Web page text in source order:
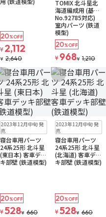
20%OFF
¥ 2,112
¥ 2,640
TOMIX 北斗星北
海道編成用 (基本
No.92785対応)
室内パーツ (鉄道
模型)
20%OFF
¥ 968¥ 1,210
気に入りに追加
ゆうパケット
お取り寄せ
2023年12月中旬 発
売
寝台車用パーツ
24系25形 北斗星
(東日本) 客車デッ
キ部壁 (鉄道模型)
20%OFF
¥ 528¥ 660
お気に入りに
ゆうパケット
お取り寄せ
2023年12月中旬 発
売
寝台車用パーツ
24系25形 北斗星
(北海道) 客車デッ
キ部壁 (鉄道模型)
20%OFF
¥ 528¥ 660